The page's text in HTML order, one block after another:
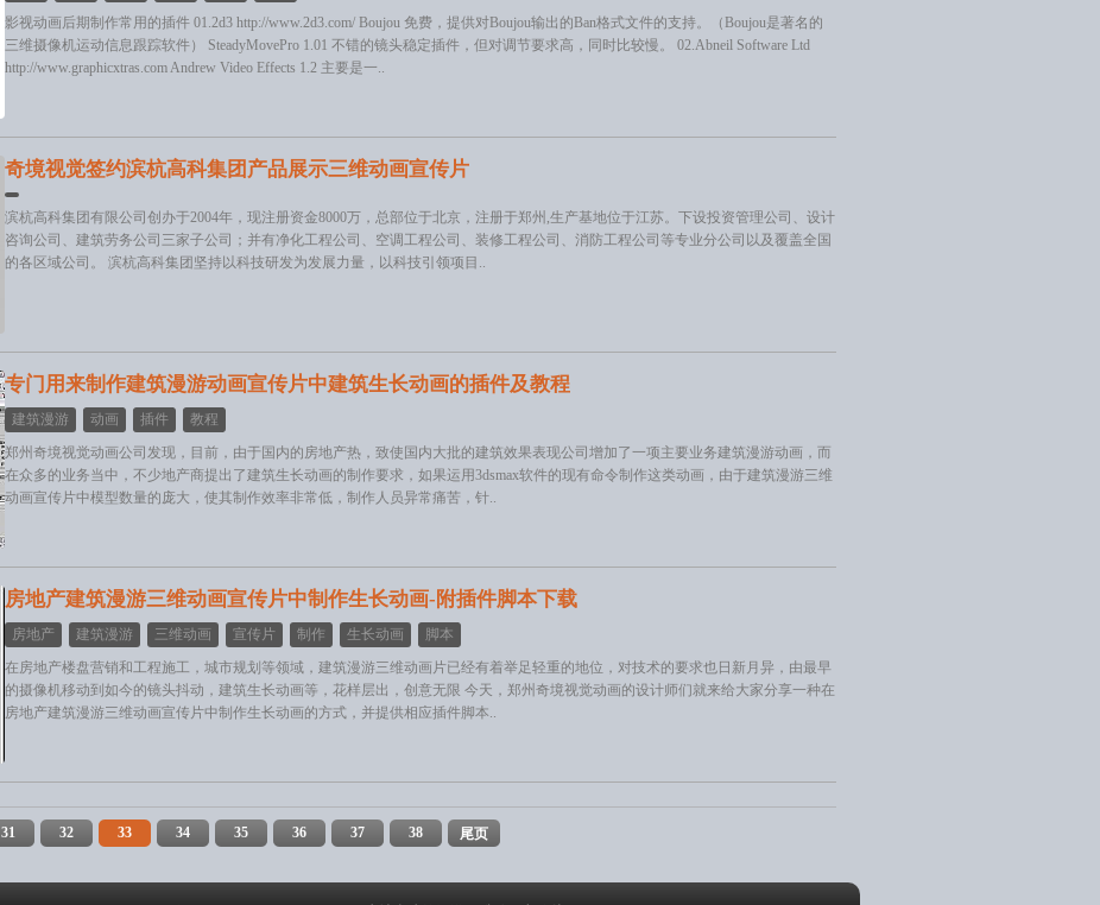
影视动画后期制作常用的插件 01.2d3 http://www.2d3.com/ Boujou 免费，提供对Boujou输出的Ban格式文件的支持。（Boujou是著名的
三维摄像机运动信息跟踪软件） SteadyMovePro 1.01 不错的镜头稳定插件，但对调节要求高，同时比较慢。 02.Abneil Software Ltd
http://www.graphicxtras.com Andrew Video Effects 1.2 主要是一..
奇境视觉签约滨杭高科集团产品展示三维动画宣传片
滨杭高科集团有限公司创办于2004年，现注册资金8000万，总部位于北京，注册于郑州,生产基地位于江苏。下设投资管理公司、设计
咨询公司、建筑劳务公司三家子公司；并有净化工程公司、空调工程公司、装修工程公司、消防工程公司等专业分公司以及覆盖全国
的各区域公司。 滨杭高科集团坚持以科技研发为发展力量，以科技引领项目..
专门用来制作建筑漫游动画宣传片中建筑生长动画的插件及教程
建筑漫游 动画 插件
教程
郑州奇境视觉动画公司发现，目前，由于国内的房地产热，致使国内大批的建筑效果表现公司增加了一项主要业务建筑漫游动画，而
在众多的业务当中，不少地产商提出了建筑生长动画的制作要求，如果运用3dsmax软件的现有命令制作这类动画，由于建筑漫游三维
动画宣传片中模型数量的庞大，使其制作效率非常低，制作人员异常痛苦，针..
房地产建筑漫游三维动画宣传片中制作生长动画-附插件脚本下载
房地产 建筑漫游 三维动画 宣传片 制作 生长动画
脚本
在房地产楼盘营销和工程施工，城市规划等领域，建筑漫游三维动画片已经有着举足轻重的地位，对技术的要求也日新月异，由最早
的摄像机移动到如今的镜头抖动，建筑生长动画等，花样层出，创意无限 今天，郑州奇境视觉动画的设计师们就来给大家分享一种在
房地产建筑漫游三维动画宣传片中制作生长动画的方式，并提供相应插件脚本..
31 32 33 34 35 36 37 38 尾页